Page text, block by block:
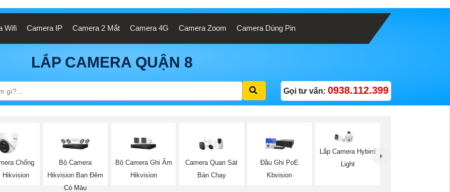
Wifi Camera IP Camera 2 Mắt Camera 4G Camera Zoom Camera Dùng Pin
LẮP CAMERA QUẬN 8
Gọi tư vấn: 0938.112.399
Chống
Hikvision
Bộ Camera
Hikvision Ban Đêm
Có Màu
Bộ Camera Ghi Âm
Hikvision
Camera Quan Sát
Bán Chạy
Đầu Ghi PoE
Kbvision
Lắp Camera Hybird
Light